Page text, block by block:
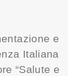
e
Italiana
“Salute e